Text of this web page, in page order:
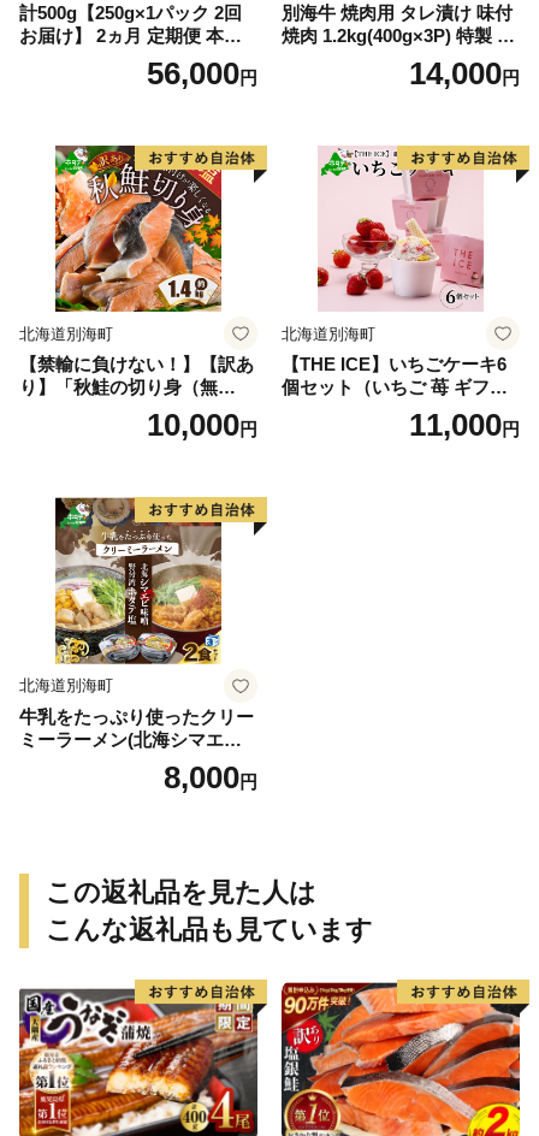
計500g【250g×1パック 2回
お届け】 2ヵ月 定期便 本場
「北海道」 いくら 醤油漬け
【NKM02NQ13】（野付漁業
くら 鮭いくら 国産いくら 北
海道産いくら 地場産いくら
道産いくら 別海町 ふるさと
納税 ふるさと ikura )
56,000円
別海牛 焼肉用 タレ漬け 味付
焼肉 1.2kg(400g×3P) 特製 焼
肉用つけだれつき【北海道
別海町産】【FF000FA01】
牛肉 焼肉 ふるさと納税）（
肉 牛肉 北海道産肉 北海道産
牛肉 道産肉 道産牛肉 肉ギフ
ト 牛肉ギフト 肉セット 牛肉
セット 肉お取り寄せ 牛肉お
取り寄せ 肉送料無料 牛肉送
料無料 焼肉 牛肉 焼肉 和牛
焼肉 焼肉用 ボリューム肉 ）
14,000円
北海道別海町
【禁輸に負けない！】【訳あ
り】「秋鮭の切り身（無
塩）」1.4kg（ 鮭 秋鮭 シャ
ケ 秋シャケ 北海道産鮭 北海
身 さけ切身 国産鮭 国産秋鮭
地場産鮭 地場産秋鮭 ふるさ
と納税 訳あり 訳あり鮭 訳あ
りシャケ 訳あり秋鮭 訳あり
切り身 訳あり 切身）
10,000円
北海道別海町
【THE ICE】いちごケーキ6
個セット（いちご 苺 ギフト
ふるさと納税 高評価 アイス I
CE 生乳 別海町産 北海道 ア
11,000円
北海道別海町
牛乳をたっぷり使ったクリー
ミーラーメン(北海シマエビ
味噌×1食+野付湾ホタテ塩×
１食 (合計2食セット))8,000円
この返礼品を見た人は
こんな返礼品も見ています